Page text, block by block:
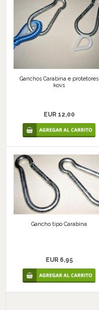
Ganchos Carabina e protetores
kovs
EUR 12,00
Gancho tipo Carabina
EUR 6,95